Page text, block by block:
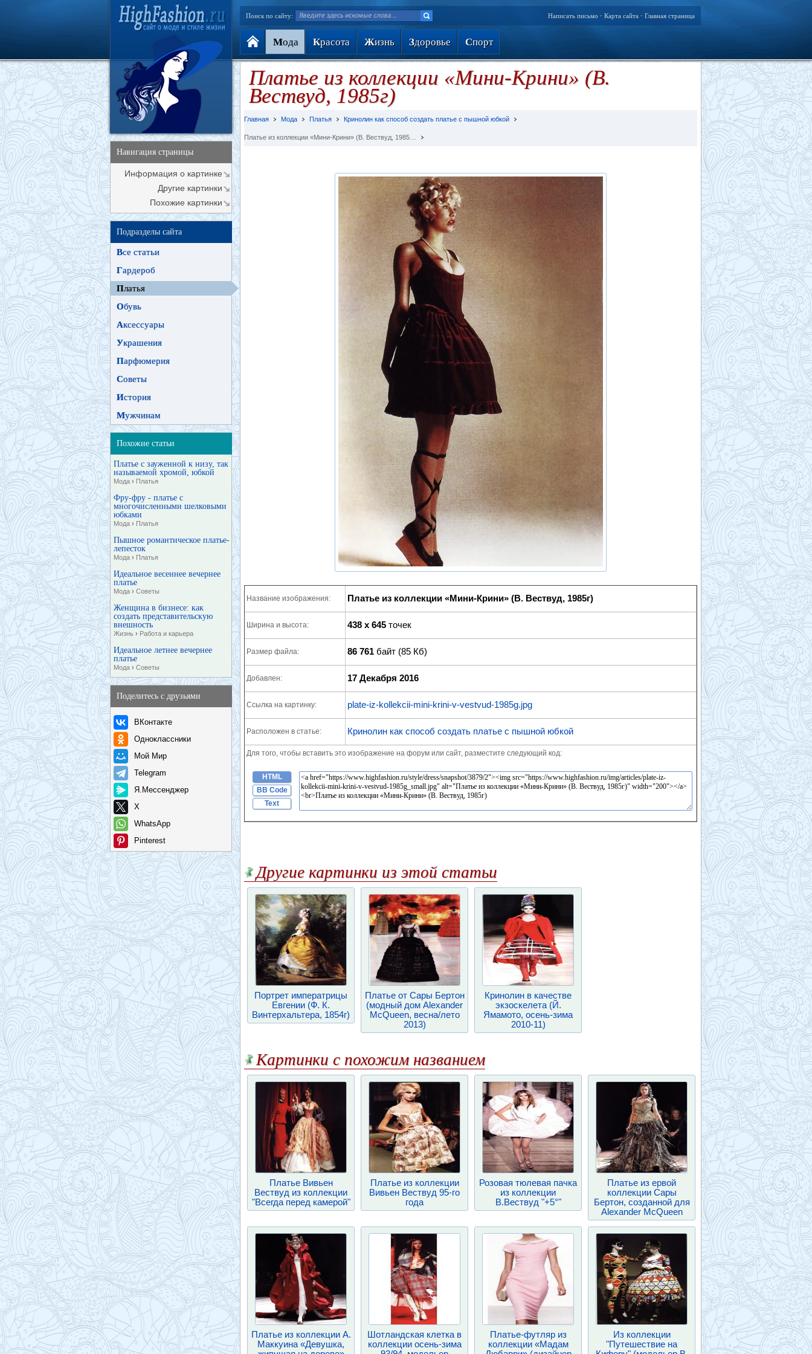
Поиск по сайту: Написать письмо • Карта сайта • Главная страница
Мода Красота Жизнь Здоровье Спорт
Навигация страницы
Информация о картинке
Другие картинки
Похожие картинки
Подразделы сайта
Все статьи
Гардероб
Платья
Обувь
Аксессуары
Украшения
Парфюмерия
Советы
История
Мужчинам
Похожие статьи
Платье с зауженной к низу, так
называемой хромой, юбкой
Мода › Платья
Фру-фру - платье с
многочисленными шелковыми
юбками
Мода › Платья
Пышное романтическое платье-
лепесток
Мода › Платья
Идеальное весеннее вечернее
платье
Мода › Советы
Женщина в бизнесе: как
создать представительскую
внешность
Жизнь › Работа и карьера
Идеальное летнее вечернее
платье
Мода › Советы
Поделитесь с друзьями
ВКонтакте
Одноклассники
Мой Мир
Telegram
Я.Мессенджер
X
WhatsApp
Pinterest
Платье из коллекции «Мини-Крини» (В.
Вествуд, 1985г)
Главная Мода Платья Кринолин как способ создать платье с пышной юбкой
Платье из коллекции «Мини-Крини» (В. Вествуд, 1985…
Название изображения: Платье из коллекции «Мини-Крини» (В. Вествуд, 1985г)
Ширина и высота: 438 x 645 точек
Размер файла: 86 761 байт (85 Кб)
Добавлен: 17 Декабря 2016
Ссылка на картинку: plate-iz-kollekcii-mini-krini-v-vestvud-1985g.jpg
Расположен в статье: Кринолин как способ создать платье с пышной юбкой
Для того, чтобы вставить это изображение на форум или сайт, разместите следующий код:
HTML
BB Code
Text
Другие картинки из этой статьи
Портрет императрицы
Евгении (Ф. К.
Винтерхальтера, 1854г)
Платье от Сары Бертон
(модный дом Alexander
McQueen, весна/лето
2013)
Кринолин в качестве
экзоскелета (Й.
Ямамото, осень-зима
2010-11)
Картинки с похожим названием
Платье Вивьен
Вествуд из коллекции
"Всегда перед камерой"
Платье из коллекции
Вивьен Вествуд 95-го
года
Розовая тюлевая пачка
из коллекции
В.Вествуд "+5°"
Платье из ервой
коллекции Сары
Бертон, созданной для
Alexander McQueen
Платье из коллекции А.
Маккуина «Девушка,
Шотландская клетка в
коллекции осень-зима
Платье-футляр из
коллекции «Мадам
Из коллекции
"Путешествие на